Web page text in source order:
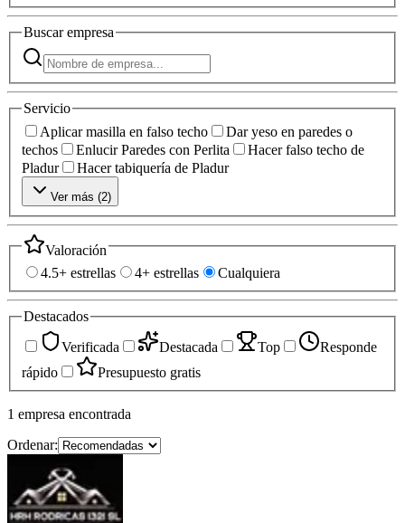
Buscarempresa
Servicio
Aplicar masilla en falso techo
Dar yeso en paredes o
techos
Enlucir Paredes con Perlita
Hacer falso techo de
Pladur
Hacer tabiquería de Pladur
Ver más (2)
Valoración
4.5+ estrellas
4+ estrellas Cualquiera
Destacados
Verificada
Destacada Top
Responde
rápido
Presupuesto gratis
1 empresa encontrada
Ordenar: